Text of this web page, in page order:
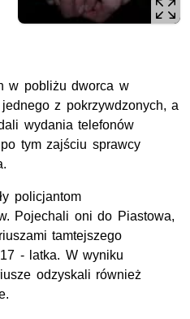
w pobliżu dworca w
z pokrzywdzonych, a
wydania telefonów
tym zajściu sprawcy
policjantom
Pojechali oni do Piastowa,
tamtejszego
- latka. W wyniku
odzyskali również